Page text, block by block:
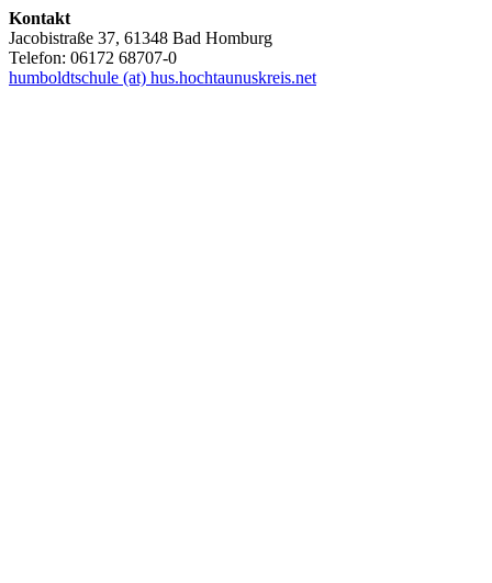
Kontakt
Jacobistraße 37, 61348 Bad Homburg
Telefon: 06172 68707-0
humboldtschule (at) hus.hochtaunuskreis.net